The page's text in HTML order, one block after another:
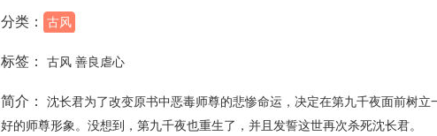
分类： 古风
标签： 古风 善良虐心
简介：
沈长君为了改变原书中恶毒师尊的悲惨命运，决定在第九千夜面前树立
好的师尊形象。没想到，第九千夜也重生了，并且发誓这世再次杀死沈长君。